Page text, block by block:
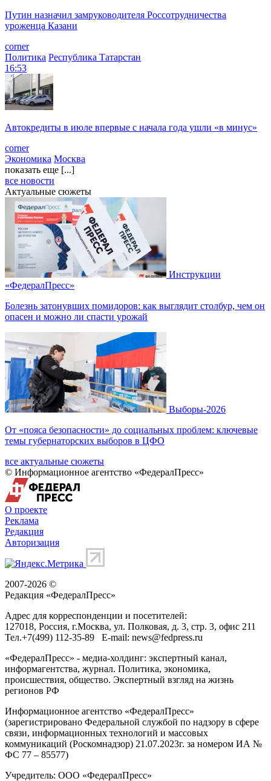
Путин назначил замруководителя Россотрудничества
уроженца Казани
corner
Политика Республика Татарстан
16:53
Автокредиты в июле впервые с начала года ушли «в минус»
corner
Экономика Москва
показать еще [...]
все новости
Актуальные сюжеты
Инструкции
«ФедералПресс»
Болезнь затонувших помидоров: как выглядит столбур, чем он
опасен и можно ли спасти урожай
Выборы-2026
От «пояса безопасности» до социальных проблем: ключевые
темы губернаторских выборов в ЦФО
все актуальные сюжеты
© Информационное агентство «ФедералПресс»
О проекте
Реклама
Редакция
Авторизация
2007-2026 ©
Редакция «ФедералПресс»
Адрес для корреспонденции и посетителей:
127018, Россия, г.Москва, ул. Полковая, д. 3, стр. 3, офис 211
Тел.+7(499) 112-35-89 E-mail: news@fedpress.ru
«ФедералПресс» - медиа-холдинг: экспертный канал,
информагентства, журнал. Политика, экономика,
происшествия, общество. Экспертный взгляд на жизнь
регионов РФ
Информационное агентство «ФедералПресс»
(зарегистрировано Федеральной службой по надзору в сфере
связи, информационных технологий и массовых
коммуникаций (Роскомнадзор) 21.07.2023г. за номером ИА №
ФС 77 – 85577)
Учредитель: ООО «ФедералПресс»